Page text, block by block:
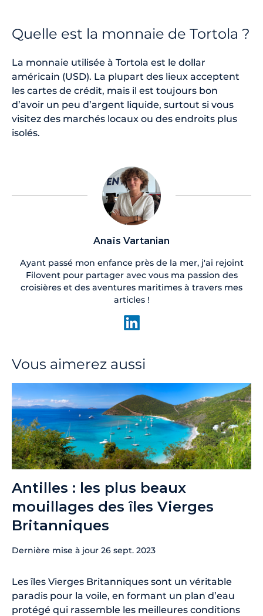
Quelle est la monnaie de Tortola ?
La monnaie utilisée à Tortola est le dollar
américain (USD). La plupart des lieux acceptent
les cartes de crédit, mais il est toujours bon
d’avoir un peu d’argent liquide, surtout si vous
visitez des marchés locaux ou des endroits plus
isolés.
Anaïs Vartanian
Ayant passé mon enfance près de la mer, j'ai rejoint
Filovent pour partager avec vous ma passion des
croisières et des aventures maritimes à travers mes
articles !
Vous aimerez aussi
Antilles : les plus beaux
mouillages des îles Vierges
Britanniques
Dernière mise à jour 26 sept. 2023
Les îles Vierges Britanniques sont un véritable
paradis pour la voile, en formant un plan d’eau
protégé qui rassemble les meilleures conditions